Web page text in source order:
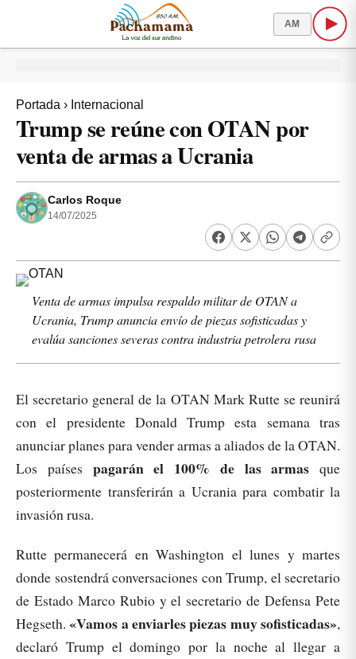
AM
Portada › Internacional
Trump se reúne con OTAN por
venta de armas a Ucrania
Carlos Roque
14/07/2025
Venta de armas impulsa respaldo militar de OTAN a
Ucrania, Trump anuncia envío de piezas sofisticadas y
evalúa sanciones severas contra industria petrolera rusa
El secretario general de la OTAN Mark Rutte se reunirá
con el presidente Donald Trump esta semana tras
anunciar planes para vender armas a aliados de la OTAN.
Los países pagarán el 100% de las armas que
posteriormente transferirán a Ucrania para combatir la
invasión rusa.
Rutte permanecerá en Washington el lunes y martes
donde sostendrá conversaciones con Trump, el secretario
de Estado Marco Rubio y el secretario de Defensa Pete
Hegseth.«Vamos a enviarles piezas muy sofisticadas»,
declaró Trump el domingo por la noche al llegar a